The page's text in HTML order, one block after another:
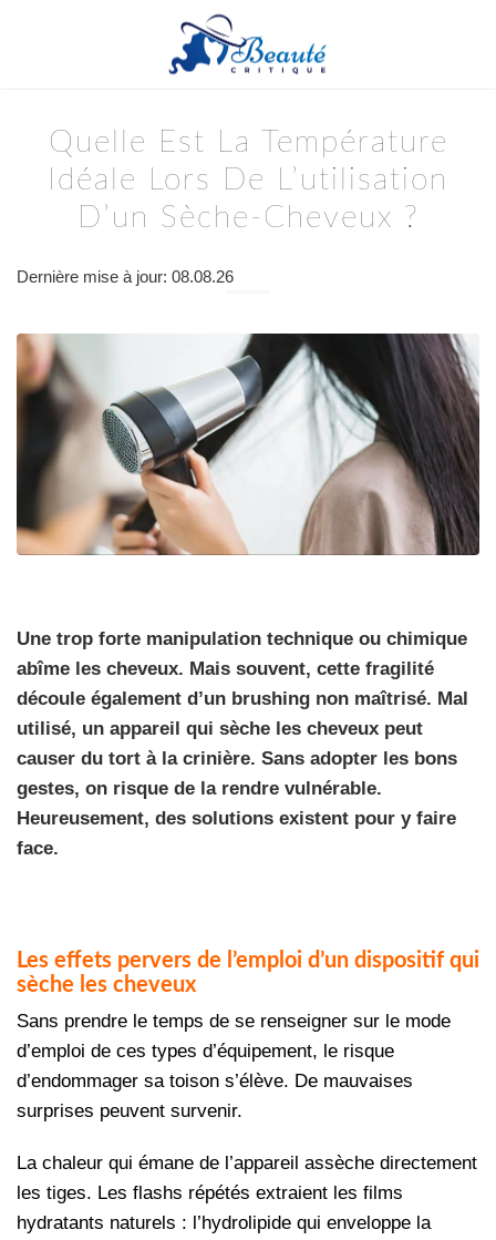
Quelle Est La Température
Idéale Lors De L’utilisation
D’un Sèche-Cheveux ?
Dernière mise à jour: 08.08.26
Une trop forte manipulation technique ou chimique
abîme les cheveux. Mais souvent, cette fragilité
découle également d’un brushing non maîtrisé. Mal
utilisé, un appareil qui sèche les cheveux peut
causer du tort à la crinière. Sans adopter les bons
gestes, on risque de la rendre vulnérable.
Heureusement, des solutions existent pour y faire
face.
Les effets pervers de l’emploi d’un dispositif qui
sèche les cheveux
Sans prendre le temps de se renseigner sur le mode
d’emploi de ces types d’équipement, le risque
d’endommager sa toison s’élève. De mauvaises
surprises peuvent survenir.
La chaleur qui émane de l’appareil assèche directement
les tiges. Les flashs répétés extraient les films
hydratants naturels : l’hydrolipide qui enveloppe la